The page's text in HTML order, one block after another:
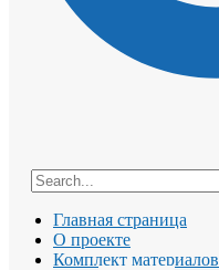
Главная страница
О проекте
Комплект материалов